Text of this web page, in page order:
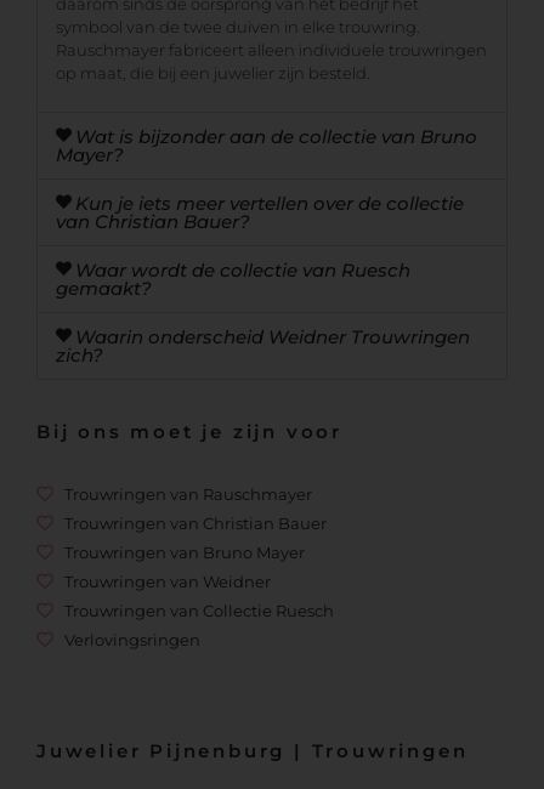
daarom sinds de oorsprong van het bedrijf het
symbool van de twee duiven in elke trouwring.
Rauschmayer fabriceert alleen individuele trouwringen
op maat, die bij een juwelier zijn besteld.
Wat is bijzonder aan de collectie van Bruno
Mayer?
Kun je iets meer vertellen over de collectie
van Christian Bauer?
Waar wordt de collectie van Ruesch
gemaakt?
Waarin onderscheid Weidner Trouwringen
zich?
Bij ons moet je zijn voor
Trouwringen van Rauschmayer
Trouwringen van Christian Bauer
Trouwringen van Bruno Mayer
Trouwringen van Weidner
Trouwringen van Collectie Ruesch
Verlovingsringen
Juwelier Pijnenburg | Trouwringen